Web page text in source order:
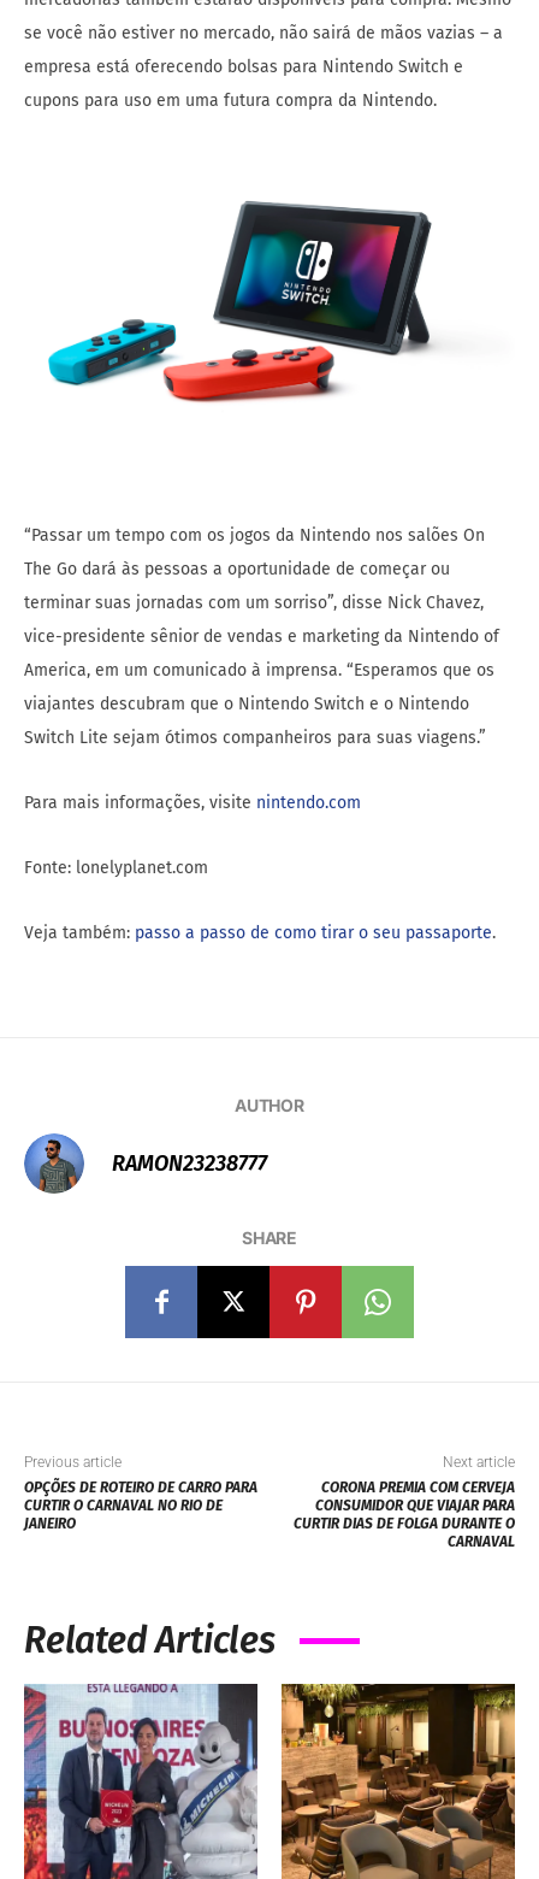
se você não estiver no mercado, não sairá de mãos vazias – a
empresa está oferecendo bolsas para Nintendo Switch e
cupons para uso em uma futura compra da Nintendo.
“Passar um tempo com os jogos da Nintendo nos salões On
The Go dará às pessoas a oportunidade de começar ou
terminar suas jornadas com um sorriso”, disse Nick Chavez,
vice-presidente sênior de vendas e marketing da Nintendo of
America, em um comunicado à imprensa. “Esperamos que os
viajantes descubram que o Nintendo Switch e o Nintendo
Switch Lite sejam ótimos companheiros para suas viagens.”
Para mais informações, visite nintendo.com
Fonte: lonelyplanet.com
Veja também: passo a passo de como tirar o seu passaporte.
AUTHOR
RAMON23238777
SHARE
Previous article
OPÇÕES DE ROTEIRO DE CARRO PARA
CURTIR O CARNAVAL NO RIO DE
JANEIRO
Next article
CORONA PREMIA COM CERVEJA
CONSUMIDOR QUE VIAJAR PARA
CURTIR DIAS DE FOLGA DURANTE O
CARNAVAL
Related Articles